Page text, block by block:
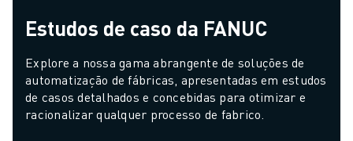
Estudos de caso da FANUC
Explore a nossa gama abrangente de soluções de
automatização de fábricas, apresentadas em estudos
de casos detalhados e concebidas para otimizar e
racionalizar qualquer processo de fabrico.